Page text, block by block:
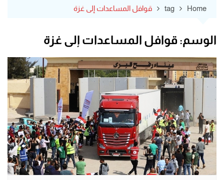
Home
tag قوافل المساعدات إلى غزة
الوسم: قوافل المساعدات إلى غزة